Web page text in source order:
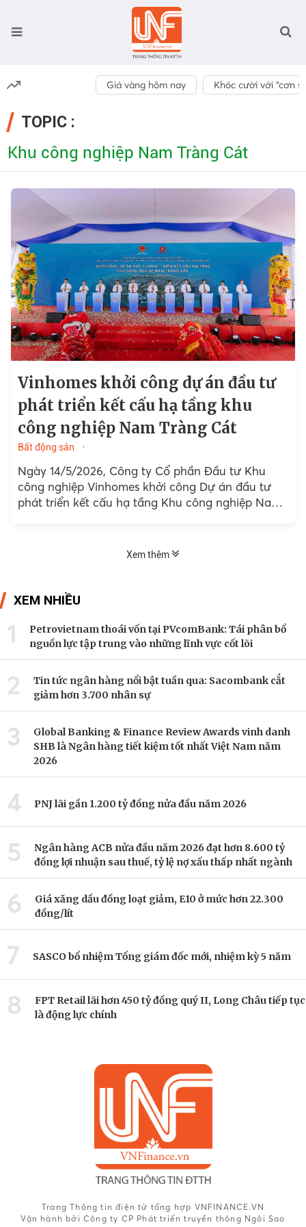
Giá vàng hôm nay Khóc cười với “cơn
TOPIC :
Khu công nghiệp Nam Tràng Cát
Vinhomes khởi công dự án đầu tư
phát triển kết cấu hạ tầng khu
công nghiệp Nam Tràng Cát
Bất động sản
Ngày 14/5/2026, Công ty Cổ phần Đầu tư Khu
công nghiệp Vinhomes khởi công Dự án đầu tư
phát triển kết cấu hạ tầng Khu công nghiệp Nam
Xem thêm
XEM NHIỀU
1
Petrovietnam thoái vốn tại PVcomBank: Tái phân bổ
nguồn lực tập trung vào những lĩnh vực cốt lõi
2
Tin tức ngân hàng nổi bật tuần qua: Sacombank cắt
giảm hơn 3.700 nhân sự
3
Global Banking & Finance Review Awards vinh danh
SHB là Ngân hàng tiết kiệm tốt nhất Việt Nam năm
2026
4 PNJ lãi gần 1.200 tỷ đồng nửa đầu năm 2026
5
Ngân hàng ACB nửa đầu năm 2026 đạt hơn 8.600 tỷ
đồng lợi nhuận sau thuế, tỷ lệ nợ xấu thấp nhất ngành
6
Giá xăng dầu đồng loạt giảm, E10 ở mức hơn 22.300
đồng/lít
7 SASCO bổ nhiệm Tổng giám đốc mới, nhiệm kỳ 5 năm
8
FPT Retail lãi hơn 450 tỷ đồng quý II, Long Châu tiếp tục
là động lực chính
Trang Thông tin điện tử tổng hợp VNFINANCE.VN
Vận hành bởi Công ty CP Phát triển truyền thông Ngôi Sao